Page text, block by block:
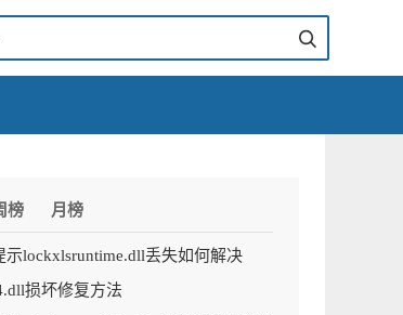
榜 月榜
示lockxlsruntime.dll丢失如何解决
损坏修复方法